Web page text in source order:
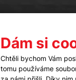
Dám si
Chtěli bychom Vám
tomu používáme